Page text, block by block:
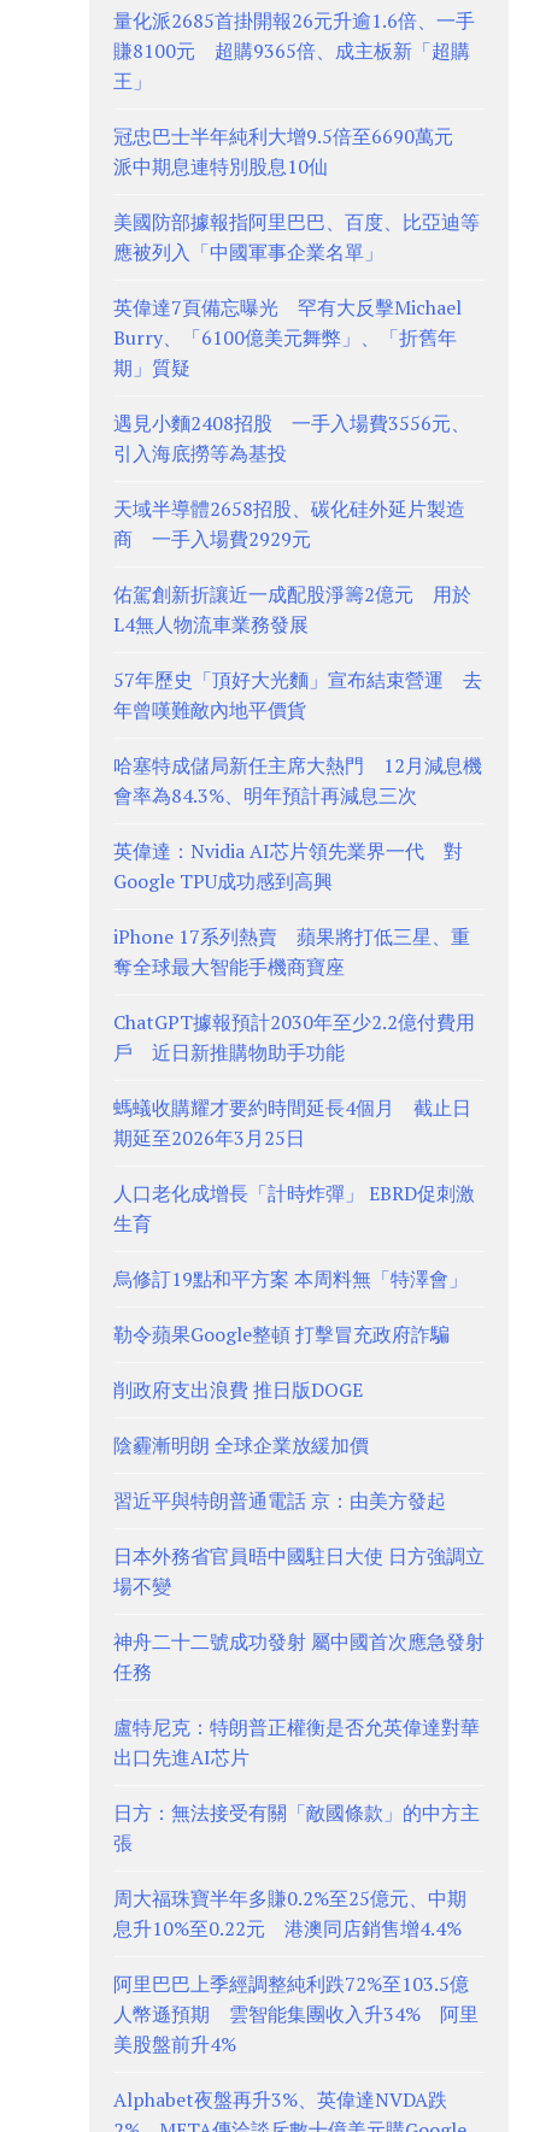
量化派2685首掛開報26元升逾1.6倍、一手
賺8100元 超購9365倍、成主板新「超購
王」
冠忠巴士半年純利大增9.5倍至6690萬元
派中期息連特別股息10仙
美國防部據報指阿里巴巴、百度、比亞迪等
應被列入「中國軍事企業名單」
英偉達7頁備忘曝光 罕有大反擊Michael
Burry、「6100億美元舞弊」、「折舊年
期」質疑
遇見小麵2408招股 一手入場費3556元、
引入海底撈等為基投
天域半導體2658招股、碳化硅外延片製造
商 一手入場費2929元
佑駕創新折讓近一成配股淨籌2億元 用於
L4無人物流車業務發展
57年歷史「頂好大光麵」宣布結束營運 去
年曾嘆難敵內地平價貨
哈塞特成儲局新任主席大熱門 12月減息機
會率為84.3%、明年預計再減息三次
英偉達：Nvidia AI芯片領先業界一代 對
Google TPU成功感到高興
iPhone 17系列熱賣 蘋果將打低三星、重
奪全球最大智能手機商寶座
ChatGPT據報預計2030年至少2.2億付費用
戶 近日新推購物助手功能
螞蟻收購耀才要約時間延長4個月 截止日
期延至2026年3月25日
人口老化成增長「計時炸彈」 EBRD促刺激
生育
烏修訂19點和平方案 本周料無「特澤會」
勒令蘋果Google整頓 打擊冒充政府詐騙
削政府支出浪費 推日版DOGE
陰霾漸明朗 全球企業放緩加價
習近平與特朗普通電話 京：由美方發起
日本外務省官員晤中國駐日大使 日方強調立
場不變
神舟二十二號成功發射 屬中國首次應急發射
任務
盧特尼克：特朗普正權衡是否允英偉達對華
出口先進AI芯片
日方：無法接受有關「敵國條款」的中方主
張
周大福珠寶半年多賺0.2%至25億元、中期
息升10%至0.22元 港澳同店銷售增4.4%
阿里巴巴上季經調整純利跌72%至103.5億
人幣遜預期 雲智能集團收入升34% 阿里
美股盤前升4%
Alphabet夜盤再升3%、英偉達NVDA跌